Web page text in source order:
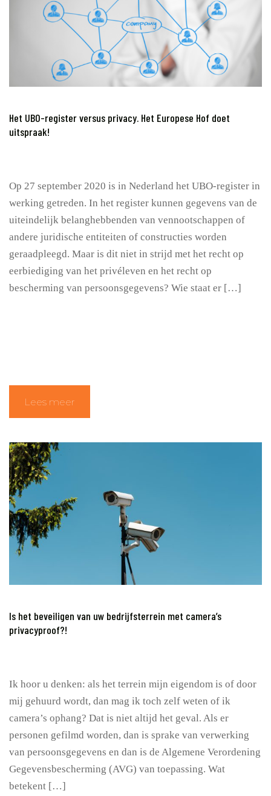
Het UBO-register versus privacy. Het Europese Hof doet
uitspraak!
Op 27 september 2020 is in Nederland het UBO-register in
werking getreden. In het register kunnen gegevens van de
uiteindelijk belanghebbenden van vennootschappen of
andere juridische entiteiten of constructies worden
geraadpleegd. Maar is dit niet in strijd met het recht op
eerbiediging van het privéleven en het recht op
bescherming van persoonsgegevens? Wie staat er […]
Lees meer
Is het beveiligen van uw bedrijfsterrein met camera’s
privacyproof?!
Ik hoor u denken: als het terrein mijn eigendom is of door
mij gehuurd wordt, dan mag ik toch zelf weten of ik
camera’s ophang? Dat is niet altijd het geval. Als er
personen gefilmd worden, dan is sprake van verwerking
van persoonsgegevens en dan is de Algemene Verordening
Gegevensbescherming (AVG) van toepassing. Wat
betekent […]